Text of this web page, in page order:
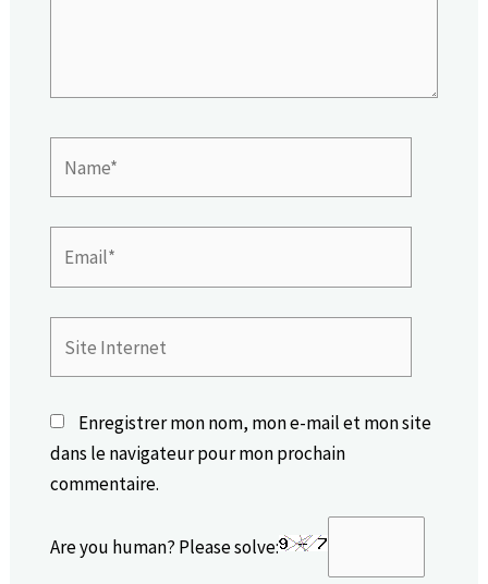
Internet
Enregistrer mon nom, mon e-mail et mon site
dans le navigateur pour mon prochain
commentaire.
Are you human? Please solve: